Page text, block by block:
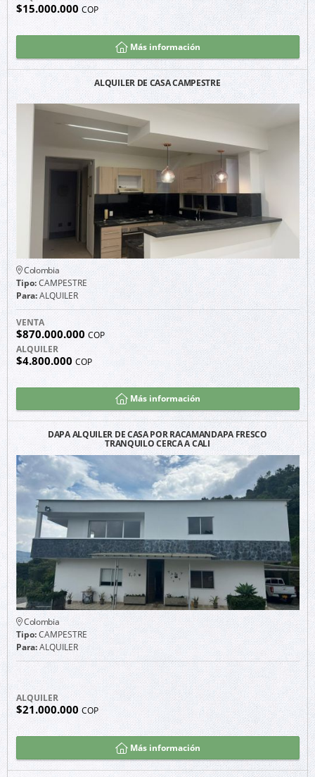
$15.000.000COP
Más información
ALQUILER DE CASA CAMPESTRE
Colombia
Tipo:CAMPESTRE
Para:ALQUILER
VENTA
$870.000.000 COP
ALQUILER
$4.800.000 COP
Más información
DAPA ALQUILER DE CASA POR RACAMANDAPA FRESCO
TRANQUILO CERCA A CALI
Colombia
Tipo:CAMPESTRE
Para:ALQUILER
ALQUILER
$21.000.000 COP
Más información